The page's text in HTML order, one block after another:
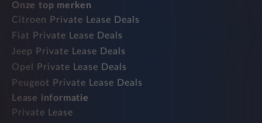
Onze top merken
Citroen Private Lease Deals
Fiat Private Lease Deals
Jeep Private Lease Deals
Opel Private Lease Deals
Peugeot Private Lease Deals
Lease informatie
Private Lease